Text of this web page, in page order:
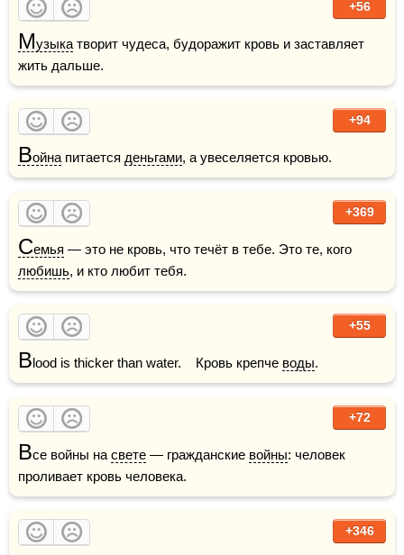
+56
Музыка творит чудеса, будоражит кровь и заставляет
жить дальше.
+94
Война питается деньгами, а увеселяется кровью.
+369
Семья
любишь, и кто любит тебя.
+55
Blood is thicker than water.    Кровь крепче воды.
+72
Все войны на свете — гражданские войны: человек
проливает кровь человека.
+346